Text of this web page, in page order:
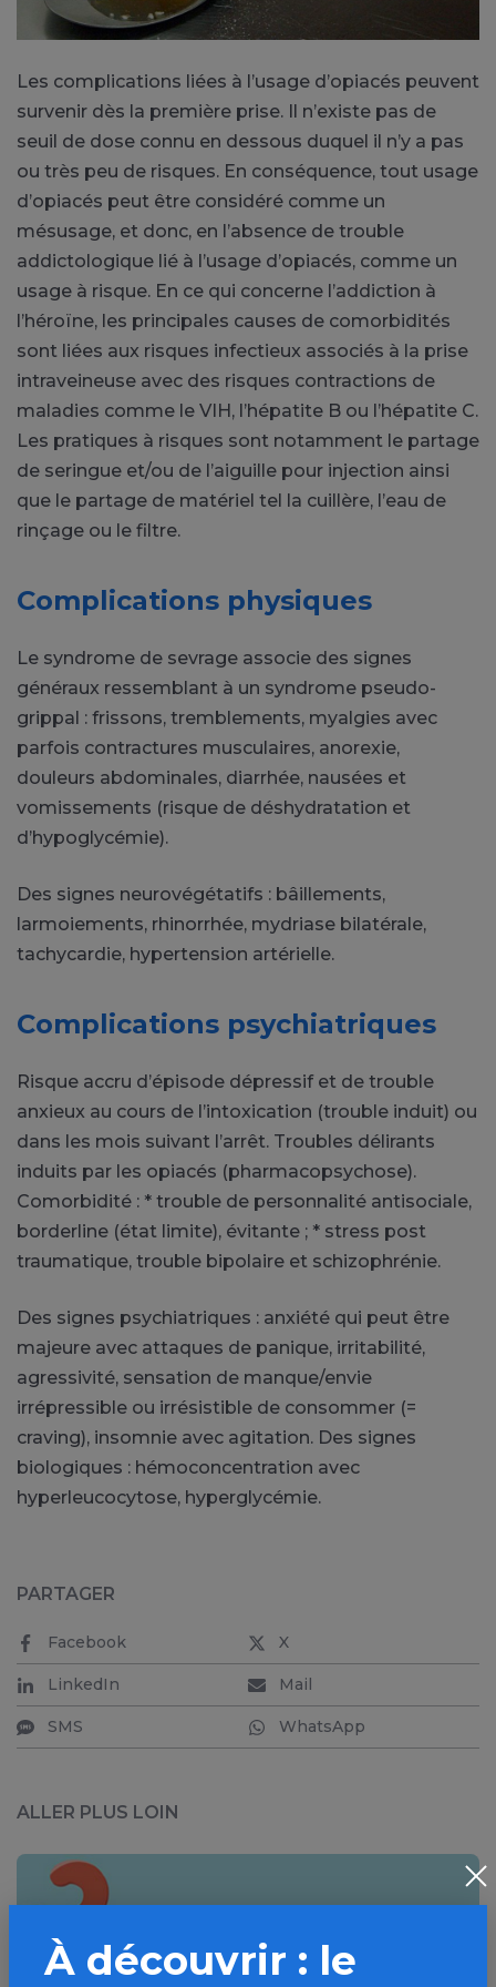
Les complications liées à l’usage d’opiacés peuvent
survenir dès la première prise. Il n’existe pas de
seuil de dose connu en dessous duquel il n’y a pas
ou très peu de risques. En conséquence, tout usage
d’opiacés peut être considéré comme un
mésusage, et donc, en l’absence de trouble
addictologique lié à l’usage d’opiacés, comme un
usage à risque. En ce qui concerne l’addiction à
l’héroïne, les principales causes de comorbidités
sont liées aux risques infectieux associés à la prise
intraveineuse avec des risques contractions de
maladies comme le VIH, l’hépatite B ou l’hépatite C.
Les pratiques à risques sont notamment le partage
de seringue et/ou de l’aiguille pour injection ainsi
que le partage de matériel tel la cuillère, l’eau de
rinçage ou le filtre.
Complications physiques
Le syndrome de sevrage associe des signes
généraux ressemblant à un syndrome pseudo-
grippal : frissons, tremblements, myalgies avec
parfois contractures musculaires, anorexie,
douleurs abdominales, diarrhée, nausées et
vomissements (risque de déshydratation et
d’hypoglycémie).
Des signes neurovégétatifs : bâillements,
larmoiements, rhinorrhée, mydriase bilatérale,
tachycardie, hypertension artérielle.
Complications psychiatriques
Risque accru d’épisode dépressif et de trouble
anxieux au cours de l’intoxication (trouble induit) ou
dans les mois suivant l’arrêt. Troubles délirants
induits par les opiacés (pharmacopsychose).
Comorbidité : * trouble de personnalité antisociale,
borderline (état limite), évitante ; * stress post
traumatique, trouble bipolaire et schizophrénie.
Des signes psychiatriques : anxiété qui peut être
majeure avec attaques de panique, irritabilité,
agressivité, sensation de manque/envie
irrépressible ou irrésistible de consommer (=
craving), insomnie avec agitation. Des signes
biologiques : hémoconcentration avec
hyperleucocytose, hyperglycémie.
PARTAGER
Facebook X
LinkedIn Mail
SMS WhatsApp
ALLER PLUS LOIN
À découvrir : le